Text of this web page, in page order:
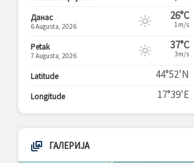
Данас
6 Augusta, 2026
26°C
1m/s
Petak
7 Augusta, 2026
37°C
3m/s
Latitude 44°52'N
Longitude 17°39'E
ГАЛЕРИЈА